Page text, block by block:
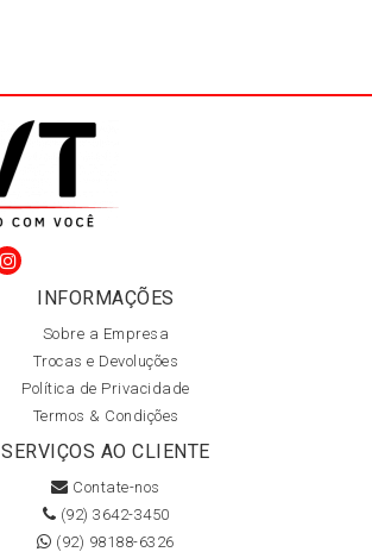
INFORMAÇÕES
Sobre a Empresa
Trocas e Devoluções
Política de Privacidade
Termos & Condições
SERVIÇOS AO CLIENTE
Contate-nos
(92) 3642-3450
(92) 98188-6326